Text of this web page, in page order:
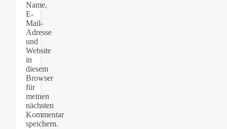
Name,
E-
Mail-
Adresse
und
Website
in
diesem
Browser
für
meinen
nächsten
Kommentar
speichern.